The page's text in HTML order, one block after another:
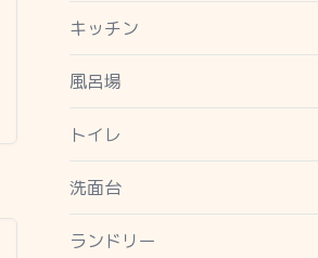
キッチン
風呂場
トイレ
洗面台
ランドリー